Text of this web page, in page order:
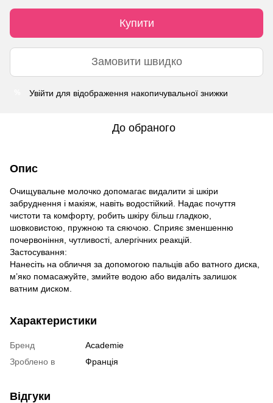
Купити
Замовити швидко
Увійти для відображення накопичувальної знижки
До обраного
Опис
Очищувальне молочко допомагає видалити зі шкіри
забруднення і макіяж, навіть водостійкий. Надає почуття
чистоти та комфорту, робить шкіру більш гладкою,
шовковистою, пружною та сяючою. Сприяє зменшенню
почервоніння, чутливості, алергічних реакцій.
Застосування:
Нанесіть на обличчя за допомогою пальців або ватного диска,
м’яко помасажуйте, змийте водою або видаліть залишок
ватним диском.
Характеристики
Бренд
Academie
Зроблено в
Франція
Відгуки